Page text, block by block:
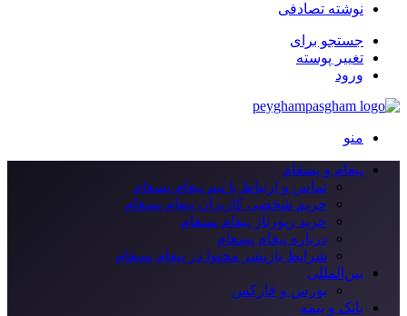
نوشته تصادفی
جستجو برای
تغییر پوسته
ورود
منو
پیغام و پسغام
تماس و ارتباط با تیم پیغام پسغام
حریم شخصی کاربران پیغام پسغام
خرید رپورتاژ پیغام پسغام
درباره پیغام پسغام
شرایط بازنشر محتوا در پیغام پسغام
بین‌المللی
بورس و فارکس
بانک و بیمه